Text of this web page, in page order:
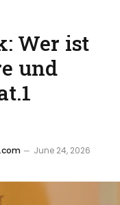
Wer ist
und
June 24, 2026